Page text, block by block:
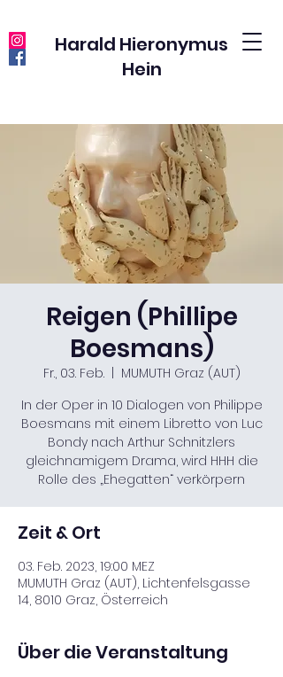
Harald Hieronymus
Hein
Reigen (Phillipe
Boesmans)
Fr., 03. Feb.
  |
MUMUTH Graz (AUT)
In der Oper in 10 Dialogen von Philippe
Boesmans mit einem Libretto von Luc
Bondy nach Arthur Schnitzlers
gleichnamigem Drama, wird HHH die
Rolle des „Ehegatten“ verkörpern
Zeit & Ort
03. Feb. 2023, 19:00 MEZ
MUMUTH Graz (AUT), Lichtenfelsgasse
14, 8010 Graz, Österreich
Über die Veranstaltung